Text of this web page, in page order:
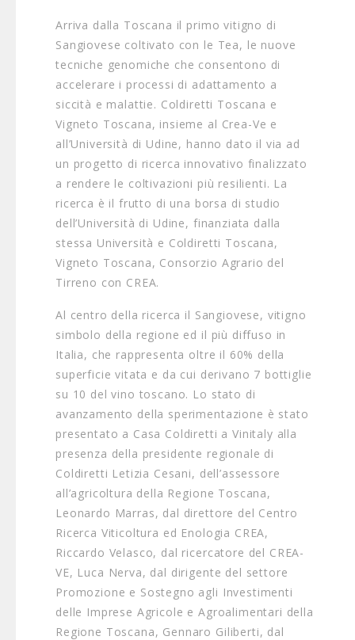
Arriva dalla Toscana il primo vitigno di
Sangiovese coltivato con le Tea, le nuove
tecniche genomiche che consentono di
accelerare i processi di adattamento a
siccità e malattie. Coldiretti Toscana e
Vigneto Toscana, insieme al Crea-Ve e
all’Università di Udine, hanno dato il via ad
un progetto di ricerca innovativo finalizzato
a rendere le coltivazioni più resilienti. La
ricerca è il frutto di una borsa di studio
dell’Università di Udine, finanziata dalla
stessa Università e Coldiretti Toscana,
Vigneto Toscana, Consorzio Agrario del
Tirreno con CREA.
Al centro della ricerca il Sangiovese, vitigno
simbolo della regione ed il più diffuso in
Italia, che rappresenta oltre il 60% della
superficie vitata e da cui derivano 7 bottiglie
su 10 del vino toscano. Lo stato di
avanzamento della sperimentazione è stato
presentato a Casa Coldiretti a Vinitaly alla
presenza della presidente regionale di
Coldiretti Letizia Cesani, dell’assessore
all’agricoltura della Regione Toscana,
Leonardo Marras, dal direttore del Centro
Ricerca Viticoltura ed Enologia CREA,
Riccardo Velasco, dal ricercatore del CREA-
VE, Luca Nerva, dal dirigente del settore
Promozione e Sostegno agli Investimenti
delle Imprese Agricole e Agroalimentari della
Regione Toscana, Gennaro Giliberti, dal